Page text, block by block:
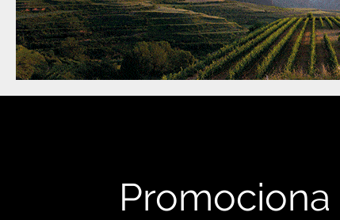
Promociona